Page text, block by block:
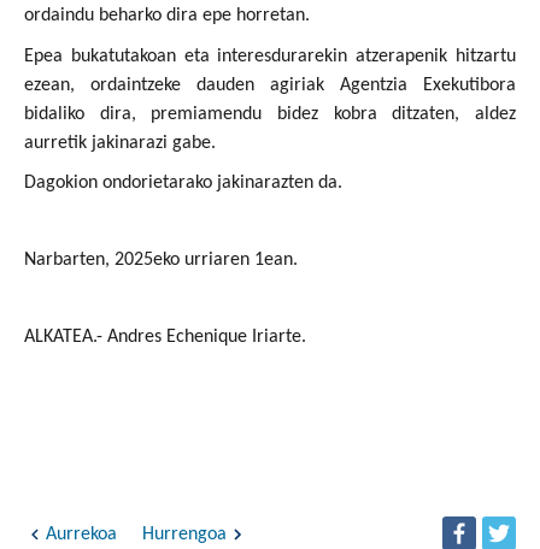
ordaindu beharko dira epe horretan.
Epea bukatutakoan eta interesdurarekin atzerapenik hitzartu
ezean, ordaintzeke dauden agiriak Agentzia Exekutibora
bidaliko dira, premiamendu bidez kobra ditzaten, aldez
aurretik jakinarazi gabe.
Dagokion ondorietarako jakinarazten da.
Narbarten, 2025eko urriaren 1ean.
ALKATEA.- Andres Echenique Iriarte.
Aurrekoa Hurrengoa